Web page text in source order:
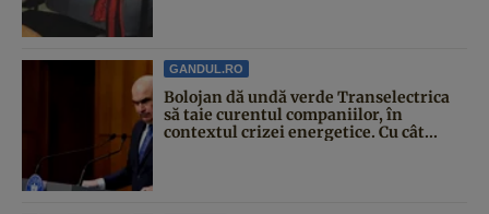
GANDUL.RO
Bolojan dă undă verde Transelectrica
să taie curentul companiilor, în
contextul crizei energetice. Cu cât...